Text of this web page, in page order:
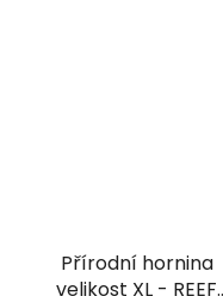
Přírodní hornina
velikost XL - REEF